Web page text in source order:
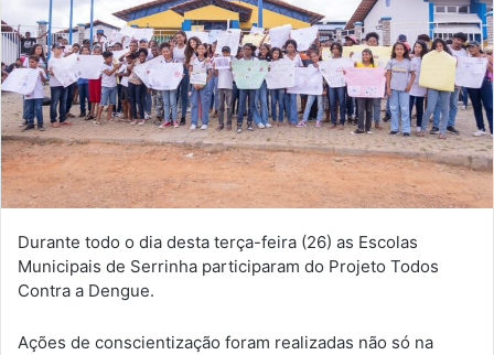
Durante todo o dia desta terça-feira (26) as Escolas
Municipais de Serrinha participaram do Projeto Todos
Contra a Dengue.
Ações de conscientização foram realizadas não só na